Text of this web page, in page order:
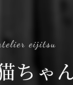
ちゃ